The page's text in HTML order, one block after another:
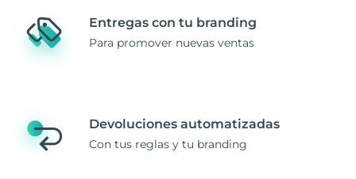
Entregas con tu branding
Para promover nuevas ventas
Devoluciones automatizadas
Con tus reglas y tu branding